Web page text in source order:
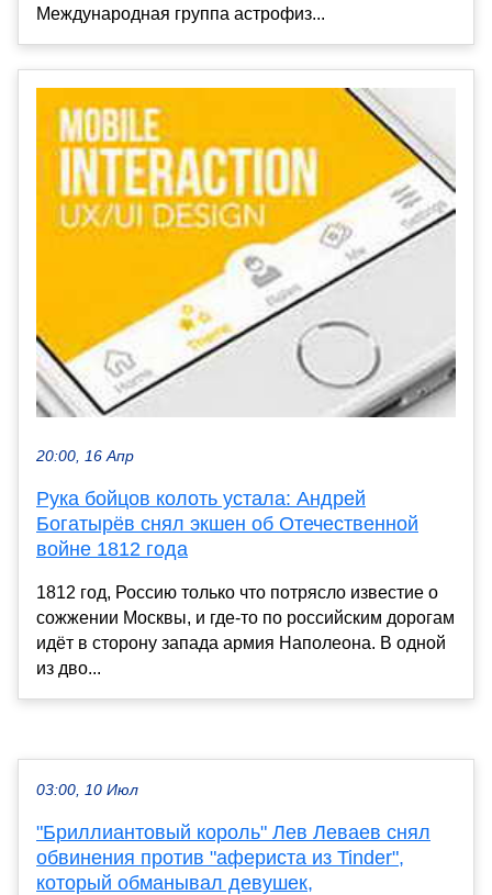
Международная группа астрофиз...
20:00, 16 Апр
Рука бойцов колоть устала: Андрей
Богатырёв снял экшен об Отечественной
войне 1812 года
1812 год, Россию только что потрясло известие о
сожжении Москвы, и где-то по российским дорогам
идёт в сторону запада армия Наполеона. В одной
из дво...
03:00, 10 Июл
"Бриллиантовый король" Лев Леваев снял
обвинения против "афериста из Tinder",
который обманывал девушек,